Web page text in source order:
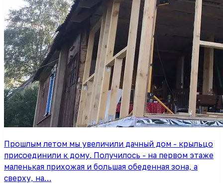
Прошлым летом мы увеличили дачный дом - крыльцо
присоединили к дому. Получилось - на первом этаже
маленькая прихожая и большая обеденная зона, а
сверху, на…